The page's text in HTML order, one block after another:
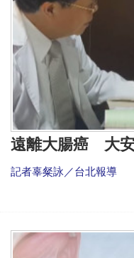
遠離大腸癌 大
記者辜粲詠／台北報導